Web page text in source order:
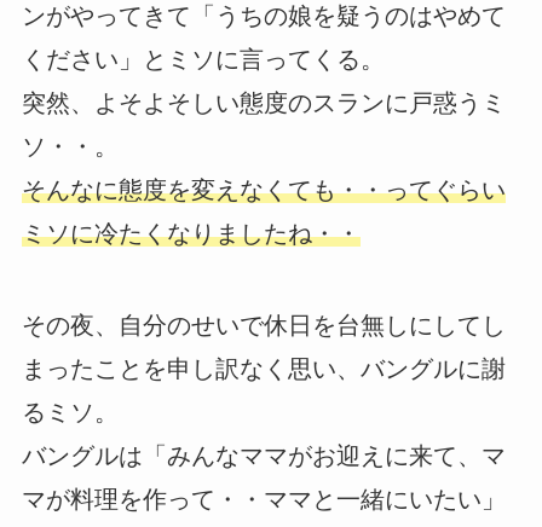
ンがやってきて「うちの娘を疑うのはやめて
ください」とミソに言ってくる。
突然、よそよそしい態度のスランに戸惑うミ
ソ・・。
そんなに態度を変えなくても・・ってぐらい
ミソに冷たくなりましたね・・
その夜、自分のせいで休日を台無しにしてし
まったことを申し訳なく思い、バングルに謝
るミソ。
バングルは「みんなママがお迎えに来て、マ
マが料理を作って・・ママと一緒にいたい」